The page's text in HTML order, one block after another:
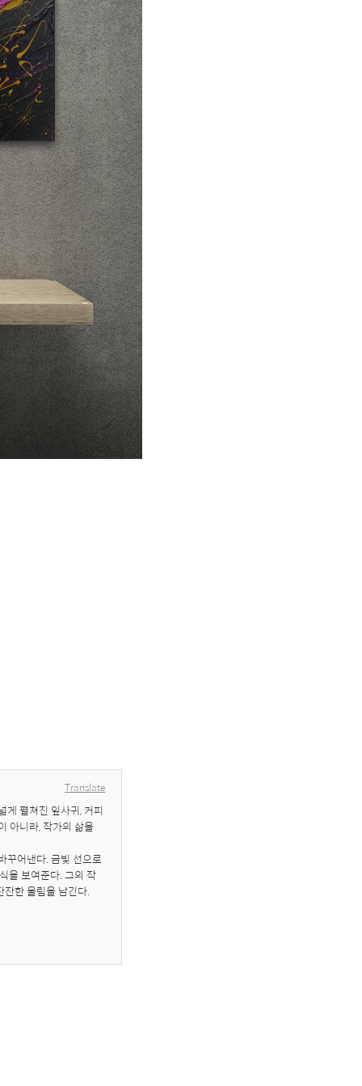
Translate
게 펼쳐진 잎사귀, 커피
아니라, 작가의 삶을
꾸어낸다. 금빛 선으로
을 보여준다. 그의 작
잔한 울림을 남긴다.